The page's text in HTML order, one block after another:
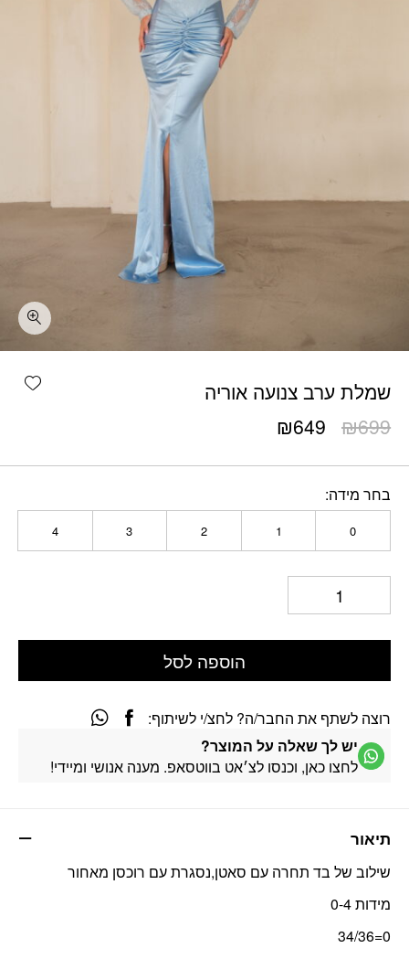
שמלת ערב צנועה אוריה
₪699
המחיר
היה:
₪699.
₪649 המחיר
הוא:
בחר מידה
0
1
2
3
4
הוספה לסל
רוצה לשתף את החבר/ה? לחצ/י לשיתוף:
יש לך שאלה על המוצר?
לחצו כאן, וכנסו לצ׳אט בווטסאפ. מענה אנושי ומיידי!
תיאור
שילוב של בד תחרה עם סאטן,נסגרת עם רוכסן מאחור
מידות 0-4
0=34/36